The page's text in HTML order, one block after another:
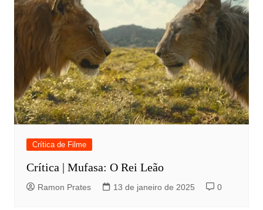
Crítica de Filme
Crítica | Mufasa: O Rei Leão
Ramon Prates 13 de janeiro de 2025 0